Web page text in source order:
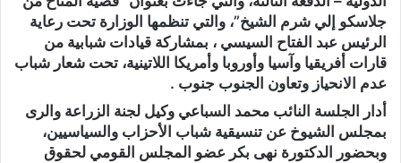
جلاسكو إلي شرم الشيخ”، والتي تنظمها الوزارة تحت رعاية
الرئيس عبد الفتاح السيسي ، بمشاركة قيادات شبابية من
قارات أفريقيا وآسيا وأوروبا وأمريكا اللاتينية، تحت شعار شباب
عدم الانحياز وتعاون الجنوب جنوب .
أدار الجلسة النائب محمد السباعي وكيل لجنة الزراعة والرى
بمجلس الشيوخ عن تنسيقية شباب الأحزاب والسياسيين،
وبحضور الدكتورة نهى بكر عضو المجلس القومي لحقوق